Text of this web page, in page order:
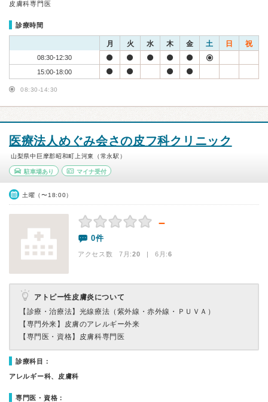
皮膚科専門医
診療時間
月 火 水 木 金 土 日 祝
08:30-12:30
15:00-18:00
08:30-14:30
医療法人めぐみ会さの皮フ科クリニック
山梨県中巨摩郡昭和町上河東（常永駅）
駐車場あり マイナ受付
土曜（〜18:00）
－
0件
アクセス数 7月:20 | 6月:6
アトピー性皮膚炎について
【診療・治療法】 光線療法（紫外線・赤外線・ＰＵＶＡ）
【専門外来】 皮膚のアレルギー外来
【専門医・資格】 皮膚科専門医
診療科目：
アレルギー科、皮膚科
専門医・資格：